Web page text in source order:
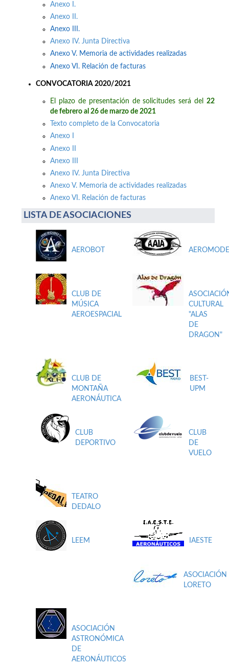
Anexo I.
Anexo II.
Anexo III.
Anexo IV. Junta Directiva
Anexo V. Memoria de actividades realizadas
Anexo VI. Relación de facturas
CONVOCATORIA 2020/2021
El plazo de presentación de solicitudes será del 22
de febrero al 26 de marzo de 2021
Texto completo de la Convocatoria
Anexo I
Anexo II
Anexo III
Anexo IV. Junta Directiva
Anexo V. Memoria de actividades realizadas
Anexo VI. Relación de facturas
LISTA DE ASOCIACIONES
AEROBOT
CLUB DE
MÚSICA
AEROESPACIAL
CULTURAL
"ALAS
DE
DRAGON"
CLUB DE
MONTAÑA
AERONÁUTICA
BEST-
UPM
CLUB
DEPORTIVO
CLUB
DE
VUELO
TEATRO
DEDALO
LEEM IAESTE
ASOCIACIÓN
LORETO
ASOCIACIÓN
ASTRONÓMICA
DE
AERONÁUTICOS